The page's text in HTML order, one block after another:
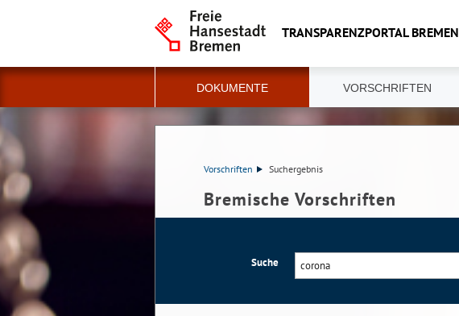
TRANSPARENZPORTAL BREMEN
DOKUMENTE VORSCHRIFTEN
Vorschriften Suchergebnis
Bremische Vorschriften
Suche